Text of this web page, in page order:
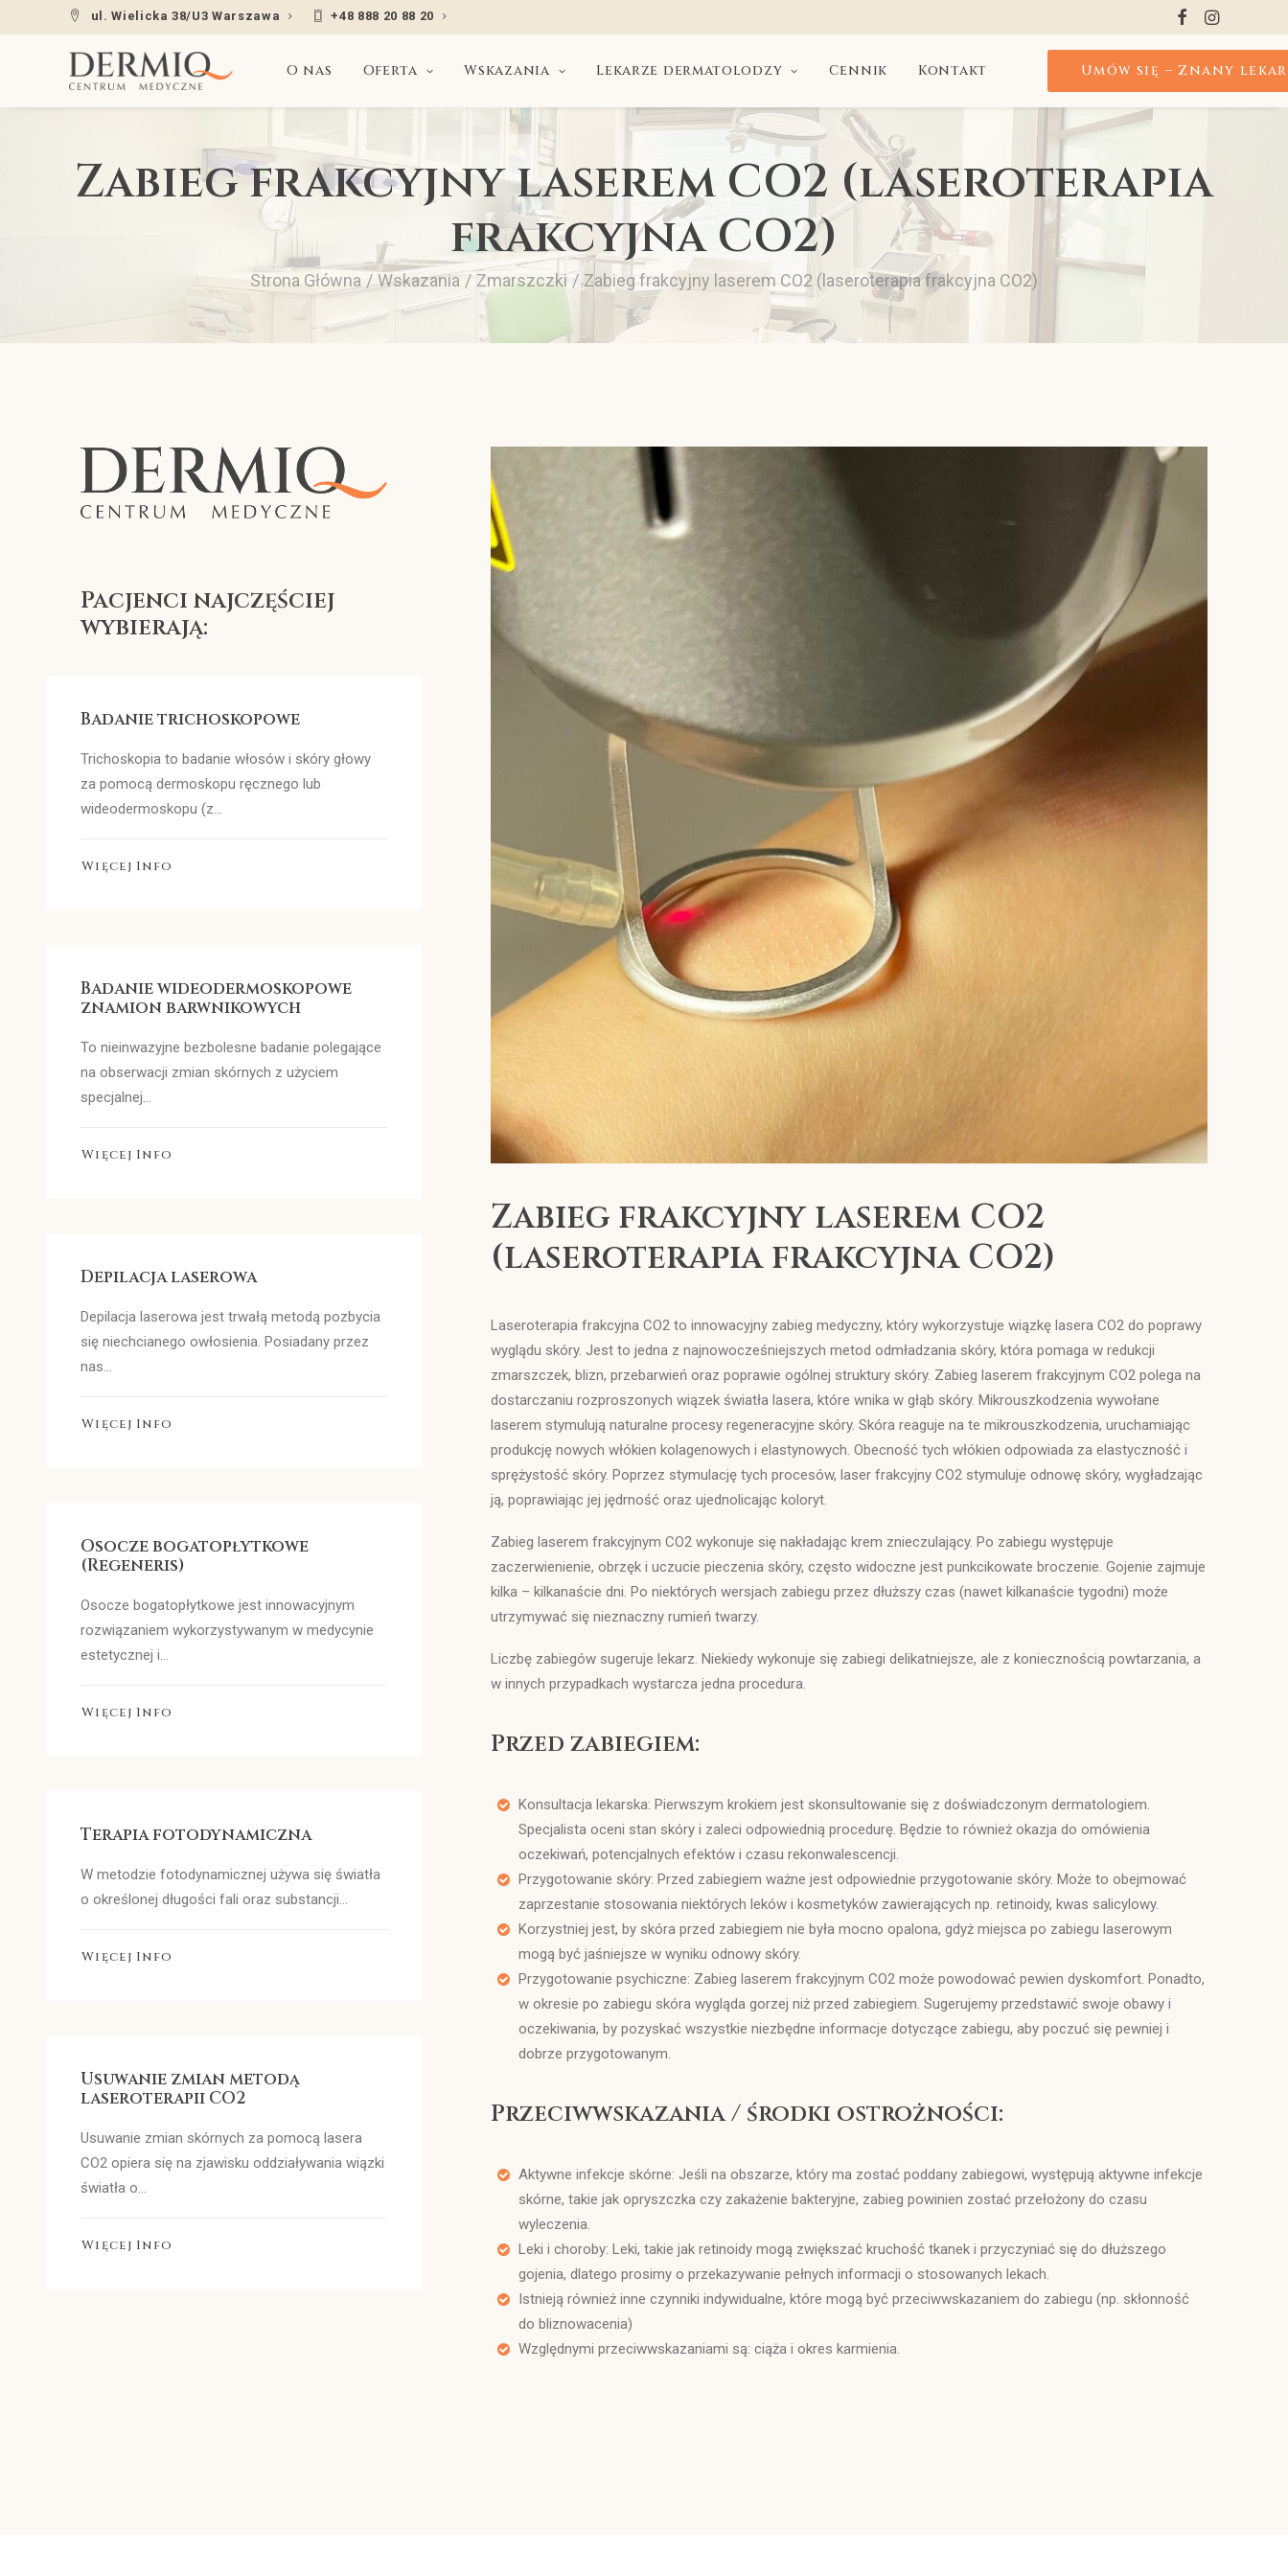
ul. Wielicka 38/U3 Warszawa +48 888 20 88 20
O nas Oferta Wskazania Lekarze dermatolodzy Cennik Kontakt Umów się – Znany
Zabieg frakcyjny laserem CO2 (laseroterapia
frakcyjna CO2)
Strona Główna Wskazania Zmarszczki Zabieg frakcyjny laserem CO2 (laseroterapia frakcyjna CO2)
Pacjenci najczęściej
wybierają:
Badanie trichoskopowe
Trichoskopia to badanie włosów i skóry głowy
za pomocą dermoskopu ręcznego lub
wideodermoskopu (z…
Więcej Info
Badanie wideodermoskopowe
znamion barwnikowych
To nieinwazyjne bezbolesne badanie polegające
na obserwacji zmian skórnych z użyciem
specjalnej…
Więcej Info
Depilacja laserowa
Depilacja laserowa jest trwałą metodą pozbycia
się niechcianego owłosienia. Posiadany przez
nas…
Więcej Info
Osocze bogatopłytkowe
(Regeneris)
Osocze bogatopłytkowe jest innowacyjnym
rozwiązaniem wykorzystywanym w medycynie
estetycznej i…
Więcej Info
Terapia fotodynamiczna
W metodzie fotodynamicznej używa się światła
o określonej długości fali oraz substancji…
Więcej Info
Usuwanie zmian metodą
laseroterapii CO2
Usuwanie zmian skórnych za pomocą lasera
CO2 opiera się na zjawisku oddziaływania wiązki
światła o…
Więcej Info
Zabieg frakcyjny laserem CO2
(laseroterapia frakcyjna CO2)
Laseroterapia frakcyjna CO2 to innowacyjny zabieg medyczny, który wykorzystuje wiązkę lasera CO2 do poprawy
wyglądu skóry. Jest to jedna z najnowocześniejszych metod odmładzania skóry, która pomaga w redukcji
zmarszczek, blizn, przebarwień oraz poprawie ogólnej struktury skóry. Zabieg laserem frakcyjnym CO2 polega na
dostarczaniu rozproszonych wiązek światła lasera, które wnika w głąb skóry. Mikrouszkodzenia wywołane
laserem stymulują naturalne procesy regeneracyjne skóry. Skóra reaguje na te mikrouszkodzenia, uruchamiając
produkcję nowych włókien kolagenowych i elastynowych. Obecność tych włókien odpowiada za elastyczność i
sprężystość skóry. Poprzez stymulację tych procesów, laser frakcyjny CO2 stymuluje odnowę skóry, wygładzając
ją, poprawiając jej jędrność oraz ujednolicając koloryt.
Zabieg laserem frakcyjnym CO2 wykonuje się nakładając krem znieczulający. Po zabiegu występuje
zaczerwienienie, obrzęk i uczucie pieczenia skóry, często widoczne jest punkcikowate broczenie. Gojenie zajmuje
kilka – kilkanaście dni. Po niektórych wersjach zabiegu przez dłuższy czas (nawet kilkanaście tygodni) może
utrzymywać się nieznaczny rumień twarzy.
Liczbę zabiegów sugeruje lekarz. Niekiedy wykonuje się zabiegi delikatniejsze, ale z koniecznością powtarzania, a
w innych przypadkach wystarcza jedna procedura.
Przed zabiegiem:
Konsultacja lekarska: Pierwszym krokiem jest skonsultowanie się z doświadczonym dermatologiem.
Specjalista oceni stan skóry i zaleci odpowiednią procedurę. Będzie to również okazja do omówienia
oczekiwań, potencjalnych efektów i czasu rekonwalescencji.
Przygotowanie skóry: Przed zabiegiem ważne jest odpowiednie przygotowanie skóry. Może to obejmować
zaprzestanie stosowania niektórych leków i kosmetyków zawierających np. retinoidy, kwas salicylowy.
Korzystniej jest, by skóra przed zabiegiem nie była mocno opalona, gdyż miejsca po zabiegu laserowym
mogą być jaśniejsze w wyniku odnowy skóry.
Przygotowanie psychiczne: Zabieg laserem frakcyjnym CO2 może powodować pewien dyskomfort. Ponadto,
w okresie po zabiegu skóra wygląda gorzej niż przed zabiegiem. Sugerujemy przedstawić swoje obawy i
oczekiwania, by pozyskać wszystkie niezbędne informacje dotyczące zabiegu, aby poczuć się pewniej i
dobrze przygotowanym.
Przeciwwskazania / środki ostrożności:
Aktywne infekcje skórne: Jeśli na obszarze, który ma zostać poddany zabiegowi, występują aktywne infekcje
skórne, takie jak opryszczka czy zakażenie bakteryjne, zabieg powinien zostać przełożony do czasu
wyleczenia.
Leki i choroby: Leki, takie jak retinoidy mogą zwiększać kruchość tkanek i przyczyniać się do dłuższego
gojenia, dlatego prosimy o przekazywanie pełnych informacji o stosowanych lekach.
Istnieją również inne czynniki indywidualne, które mogą być przeciwwskazaniem do zabiegu (np. skłonność
do bliznowacenia)
Względnymi przeciwwskazaniami są: ciąża i okres karmienia.